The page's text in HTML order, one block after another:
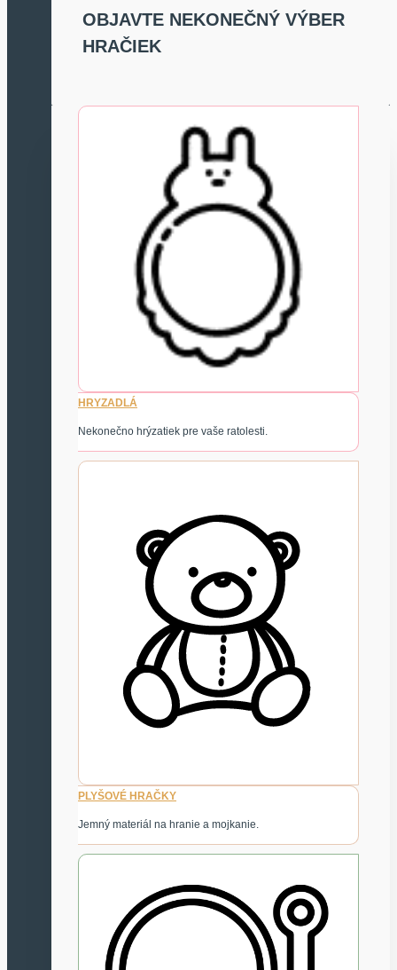
OBJAVTE NEKONEČNÝ VÝBER
HRAČIEK
HRYZADLÁ
Nekonečno hrýzatiek pre vaše ratolesti.
PLYŠOVÉ HRAČKY
Jemný materiál na hranie a mojkanie.